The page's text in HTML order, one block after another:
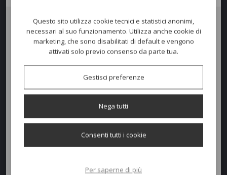
PoltronaFOX SOFT. Scocca sottile sagomata in polipropilene
rinforzato con fibre di vetro, imbottita in poliuretano espanso e
rivestita in tessuto, è incassata in un profilo in frassino curvato e
imbottita è accentuata dagli ulteriori abbinamenti cromatici tra il legno
e il rivestimento della scocca, combinati a gambe in frassino colore
sbiancato o nero.
Dimensioni e peso
Questo sito utilizza cookie tecnici e statistici anonimi,
necessari al suo funzionamento. Utilizza anche cookie di
marketing, che sono disabilitati di default e vengono
attivati solo previo consenso da parte tua.
Gestisci preferenze
Nega tutti
Consenti tutti i cookie
Per saperne di più